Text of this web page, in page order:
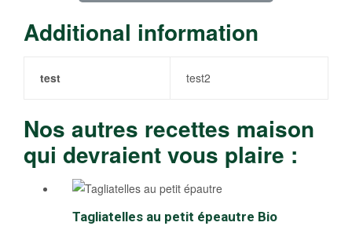
Additional information
test test2
Nos autres recettes maison
qui devraient vous plaire :
Tagliatelles au petit épeautre Bio